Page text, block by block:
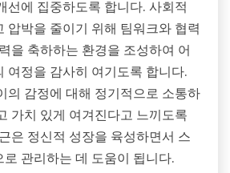
선에 집중하도록 합니다. 사회적
압박을 줄이기 위해 팀워크와 협력
을 축하하는 환경을 조성하여 어
여정을 감사히 여기도록 합니다.
의 감정에 대해 정기적으로 소통하
가치 있게 여겨진다고 느끼도록
은 정신적 성장을 육성하면서 스
관리하는 데 도움이 됩니다.